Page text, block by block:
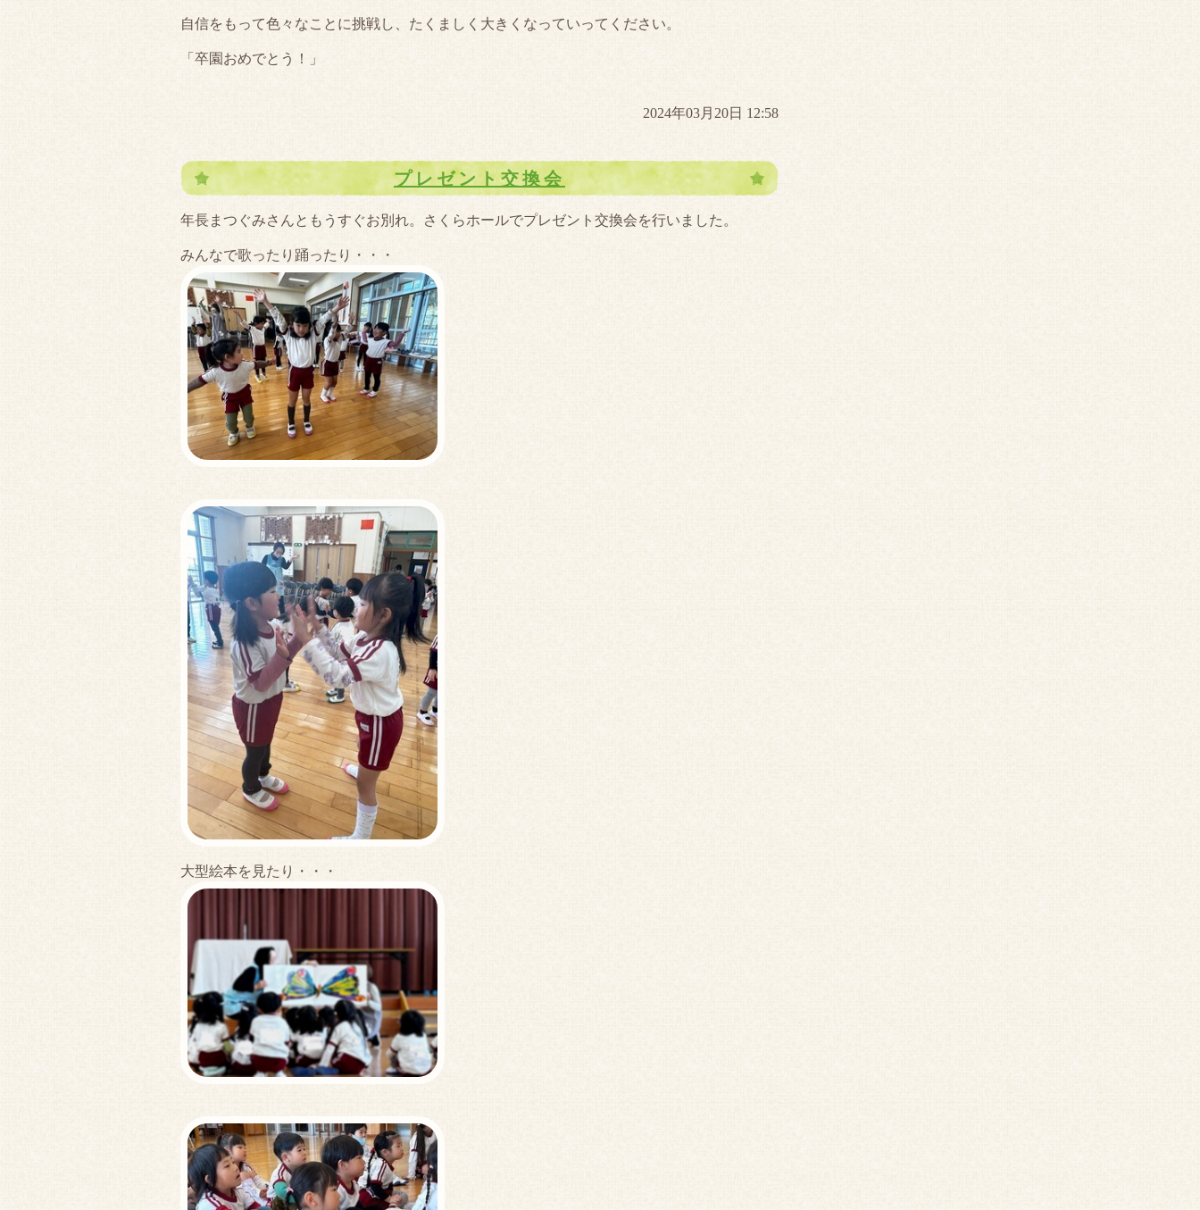
自信をもって色々なことに挑戦し、たくましく大きくなっていってください。
「卒園おめでとう！」
2024年03月20日 12:58
プレゼント交換会
年長まつぐみさんともうすぐお別れ。さくらホールでプレゼント交換会を行いました。
みんなで歌ったり踊ったり・・・
大型絵本を見たり・・・